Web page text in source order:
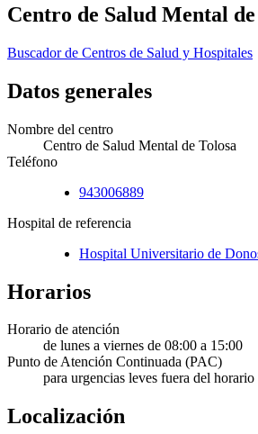
Centro de Salud Mental de
Buscador de Centros de Salud y Hospitales
Datos generales
Nombre del centro
Centro de Salud Mental de Tolosa
Teléfono
943006889
Hospital de referencia
Hospital Universitario de
Horarios
Horario de atención
de lunes a viernes de 08:00 a 15:00
Punto de Atención Continuada (PAC)
para urgencias leves fuera del
Localización